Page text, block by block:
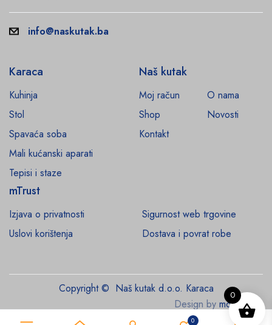
0 0
info@naskutak.ba
Karaca
Kuhinja
Stol
Spavaća soba
Mali kućanski aparati
Tepisi i staze
Naš kutak
Moj račun
O nama
Shop
Novosti
Kontakt
mTrust
Izjava o privatnosti
Sigurnost web trgovine
Uslovi korištenja
Dostava i povrat robe
Copyright © Naš kutak d.o.o. Karaca
Design by monroe.ba
0